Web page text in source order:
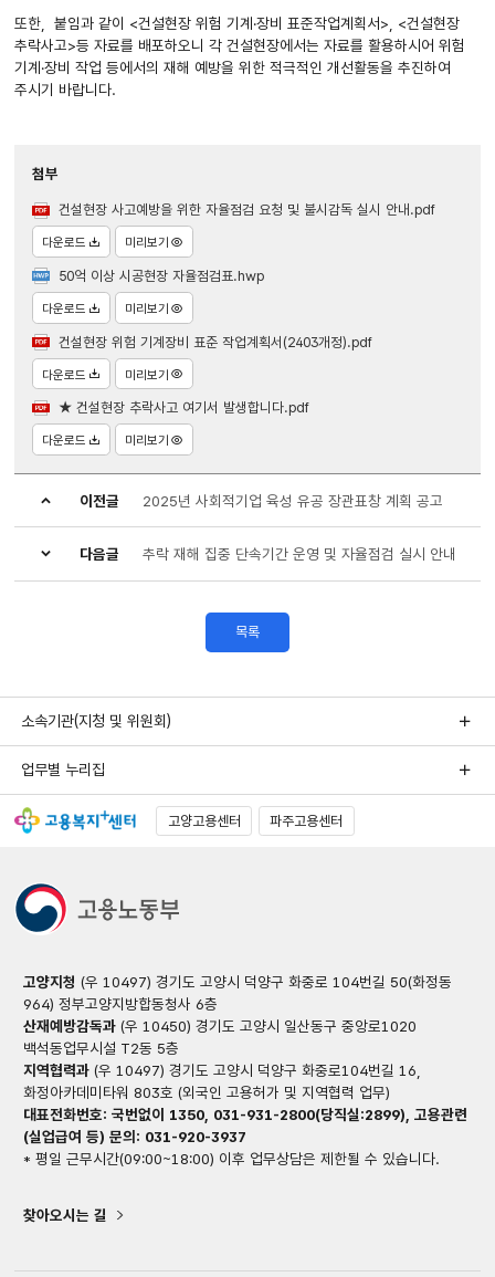
또한, 붙임과 같이 <건설현장 위험 기계·장비 표준작업계획서>, <건설현장
추락사고>등 자료를 배포하오니 각 건설현장에서는 자료를 활용하시어 위험
기계·장비 작업 등에서의 재해 예방을 위한 적극적인 개선활동을 추진하여
주시기 바랍니다.
첨부
건설현장 사고예방을 위한 자율점검 요청 및 불시감독 실시 안내.pdf
다운로드 미리보기
50억 이상 시공현장 자율점검표.hwp
다운로드 미리보기
건설현장 위험 기계장비 표준 작업계획서(2403개정).pdf
다운로드 미리보기
★ 건설현장 추락사고 여기서 발생합니다.pdf
다운로드 미리보기
이전글 2025년 사회적기업 육성 유공 장관표창 계획 공고
다음글 추락 재해 집중 단속기간 운영 및 자율점검 실시 안내
목록
소속기관(지청 및 위원회)
업무별 누리집
고양고용센터 파주고용센터
고양지청 (우 10497) 경기도 고양시 덕양구 화중로 104번길 50(화정동
964) 정부고양지방합동청사 6층
산재예방감독과(우 10450) 경기도 고양시 일산동구 중앙로1020
백석동업무시설 T2동 5층
지역협력과(우 10497) 경기도 고양시 덕양구 화중로104번길 16,
화정아카데미타워 803호 (외국인 고용허가 및 지역협력 업무)
대표전화번호: 국번없이 1350, 031-931-2800(당직실:2899), 고용관련
(실업급여 등) 문의: 031-920-3937
* 평일 근무시간(09:00~18:00) 이후 업무상담은 제한될 수 있습니다.
찾아오시는 길